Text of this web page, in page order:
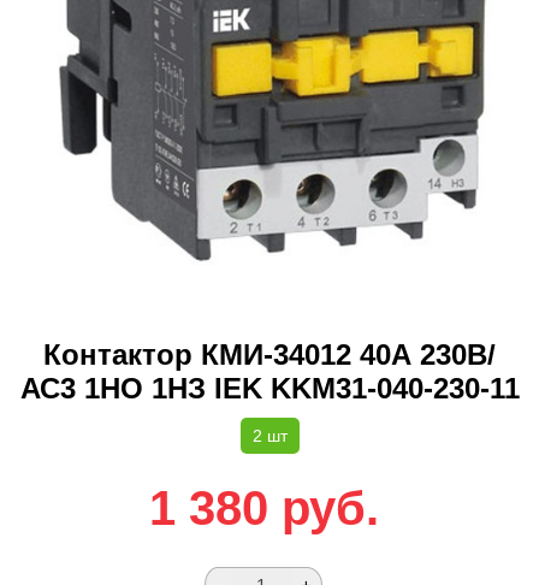
Контактор КМИ-34012 40А 230В/
АС3 1НО 1НЗ IEK KKM31-040-230-11
2 шт
1 380 руб.